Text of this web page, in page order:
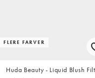
FLERE FARVER
Huda Beauty - Liquid Blush